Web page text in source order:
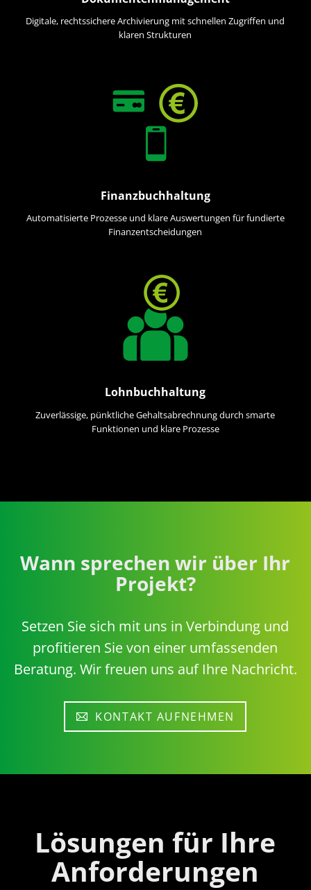
Digitale, rechtssichere Archivierung mit schnellen Zugriffen und
klaren Strukturen
Finanzbuchhaltung
Automatisierte Prozesse und klare Auswertungen für fundierte
Finanzentscheidungen
Lohnbuchhaltung
Zuverlässige, pünktliche Gehaltsabrechnung durch smarte
Funktionen und klare Prozesse
Wann sprechen wir über Ihr
Projekt?
Setzen Sie sich mit uns in Verbindung und
profitieren Sie von einer umfassenden
Beratung. Wir freuen uns auf Ihre Nachricht.
KONTAKT AUFNEHMEN
Lösungen für Ihre
Anforderungen